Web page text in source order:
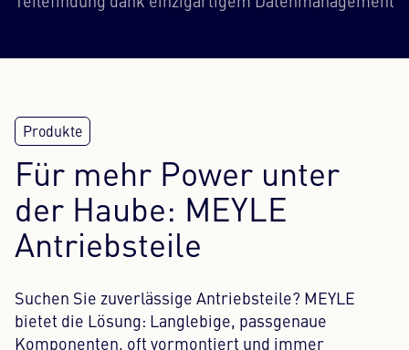
Für mehr Power unter
der Haube: MEYLE
Antriebsteile
Suchen Sie zuverlässige Antriebsteile? MEYLE
bietet die Lösung: Langlebige, passgenaue
Komponenten, oft vormontiert und immer